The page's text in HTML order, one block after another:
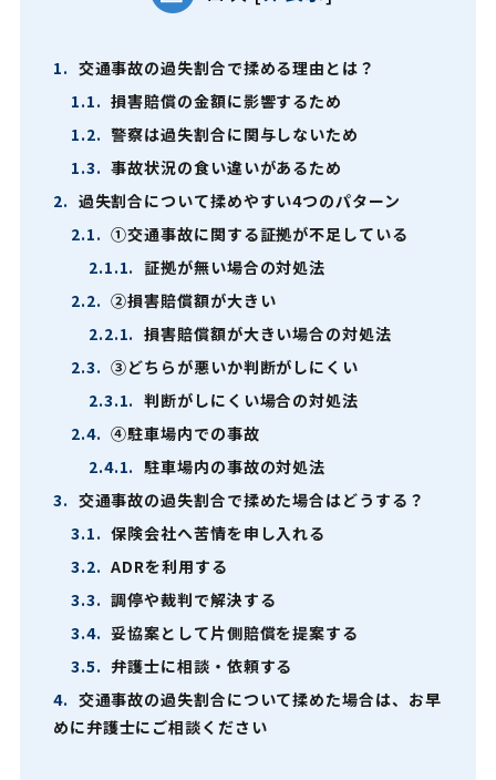
1. 交通事故の過失割合で揉める理由とは？
1.1. 損害賠償の金額に影響するため
1.2. 警察は過失割合に関与しないため
1.3. 事故状況の食い違いがあるため
2. 過失割合について揉めやすい4つのパターン
2.1. ①交通事故に関する証拠が不足している
2.1.1. 証拠が無い場合の対処法
2.2. ②損害賠償額が大きい
2.2.1. 損害賠償額が大きい場合の対処法
2.3. ③どちらが悪いか判断がしにくい
2.3.1. 判断がしにくい場合の対処法
2.4. ④駐車場内での事故
2.4.1. 駐車場内の事故の対処法
3. 交通事故の過失割合で揉めた場合はどうする？
3.1. 保険会社へ苦情を申し入れる
3.2. ADRを利用する
3.3. 調停や裁判で解決する
3.4. 妥協案として片側賠償を提案する
3.5. 弁護士に相談・依頼する
4. 交通事故の過失割合について揉めた場合は、お早
めに弁護士にご相談ください